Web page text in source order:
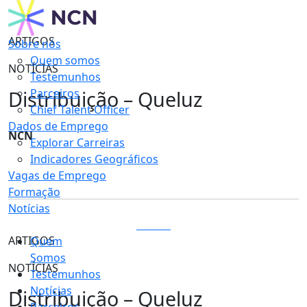
Sobre nós
Quem somos
Testemunhos
Parceiros
Chief Talent Officer
Dados de Emprego
Explorar Carreiras
Indicadores Geográficos
Vagas de Emprego
Formação
Notícias
Quem
Somos
Testemunhos
Notícias
ARTIGOS
NOTÍCIAS
Distribuição – Queluz
NCN
ARTIGOS
NOTÍCIAS
Distribuição – Queluz